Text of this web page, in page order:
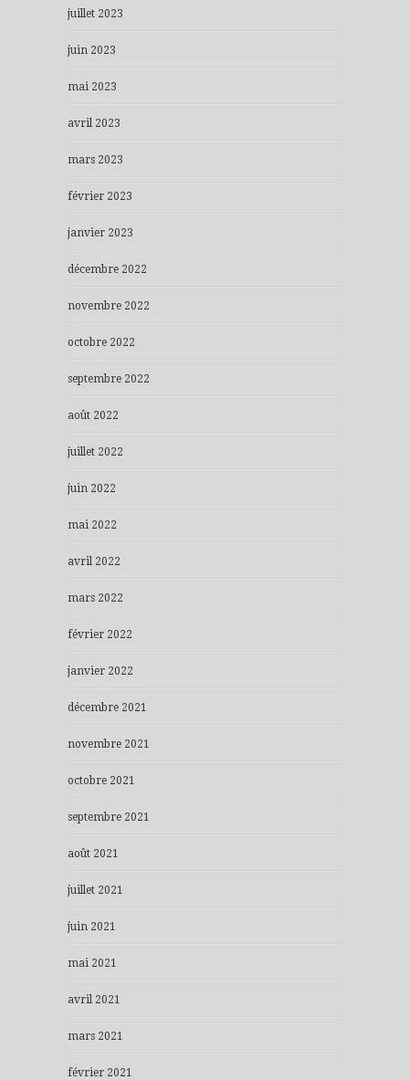
juillet 2023
juin 2023
mai 2023
avril 2023
mars 2023
février 2023
janvier 2023
décembre 2022
novembre 2022
octobre 2022
septembre 2022
août 2022
juillet 2022
juin 2022
mai 2022
avril 2022
mars 2022
février 2022
janvier 2022
décembre 2021
novembre 2021
octobre 2021
septembre 2021
août 2021
juillet 2021
juin 2021
mai 2021
avril 2021
mars 2021
février 2021